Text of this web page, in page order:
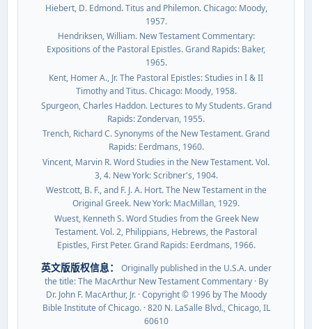
Hiebert, D. Edmond. Titus and Philemon. Chicago: Moody,
1957.
Hendriksen, William. New Testament Commentary:
Expositions of the Pastoral Epistles. Grand Rapids: Baker,
1965.
Kent, Homer A., Jr. The Pastoral Epistles: Studies in I & II
Timothy and Titus. Chicago: Moody, 1958.
Spurgeon, Charles Haddon. Lectures to My Students. Grand
Rapids: Zondervan, 1955.
Trench, Richard C. Synonyms of the New Testament. Grand
Rapids: Eerdmans, 1960.
Vincent, Marvin R. Word Studies in the New Testament. Vol.
3, 4. New York: Scribner's, 1904.
Westcott, B. F., and F. J. A. Hort. The New Testament in the
Original Greek. New York: MacMillan, 1929.
Wuest, Kenneth S. Word Studies from the Greek New
Testament. Vol. 2, Philippians, Hebrews, the Pastoral
Epistles, First Peter. Grand Rapids: Eerdmans, 1966.
英文版版权信息：
Originally published in the U.S.A. under
the title: The MacArthur New Testament Commentary · By
Dr. John F. MacArthur, Jr. · Copyright © 1996 by The Moody
Bible Institute of Chicago. · 820 N. LaSalle Blvd., Chicago, IL
60610